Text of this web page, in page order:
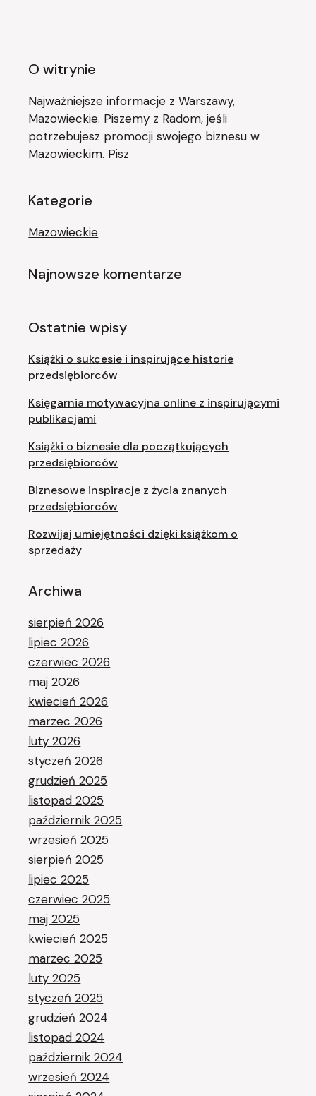
O witrynie
Najważniejsze informacje z Warszawy,
Mazowieckie. Piszemy z Radom, jeśli
potrzebujesz promocji swojego biznesu w
Mazowieckim. Pisz
Kategorie
Mazowieckie
Najnowsze komentarze
Ostatnie wpisy
Książki o sukcesie i inspirujące historie
przedsiębiorców
Księgarnia motywacyjna online z inspirującymi
publikacjami
Książki o biznesie dla początkujących
przedsiębiorców
Biznesowe inspiracje z życia znanych
przedsiębiorców
Rozwijaj umiejętności dzięki książkom o
sprzedaży
Archiwa
sierpień 2026
lipiec 2026
czerwiec 2026
maj 2026
kwiecień 2026
marzec 2026
luty 2026
styczeń 2026
grudzień 2025
listopad 2025
październik 2025
wrzesień 2025
sierpień 2025
lipiec 2025
czerwiec 2025
maj 2025
kwiecień 2025
marzec 2025
luty 2025
styczeń 2025
grudzień 2024
listopad 2024
październik 2024
wrzesień 2024